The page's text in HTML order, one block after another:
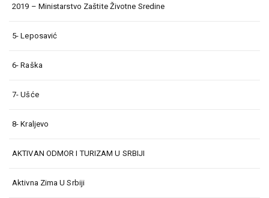
2019 – Ministarstvo Zaštite Životne Sredine
5- Leposavić
6- Raška
7- Ušće
8- Kraljevo
AKTIVAN ODMOR I TURIZAM U SRBIJI
Aktivna Zima U Srbiji